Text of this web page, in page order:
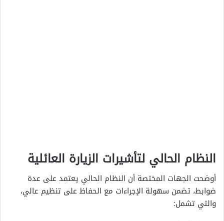
النظام الحالي لتأشيرات الزيارة العائلية
أوضحت الجهات المختصة أن النظام الحالي يعتمد على عدة
ضوابط، تضمن سهولة الإجراءات مع الحفاظ على تنظيم عالي،
والتي تشمل: